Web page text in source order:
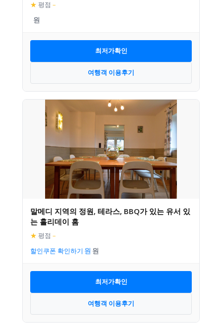
★ 평점 –
최저가확인
여행객 이용후기
말메디 지역의 정원, 테라스, BBQ가 있는 유서 있
는 홀리데이 홈
★ 평점 –
할인쿠폰 확인하기
최저가확인
여행객 이용후기